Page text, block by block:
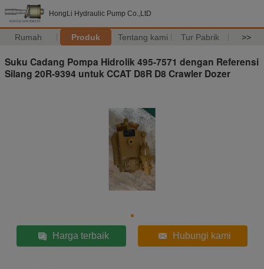
HongLi Hydraulic Pump Co.,LtD
Rumah Produk Tentang kami Tur Pabrik >>
Suku Cadang Pompa Hidrolik 495-7571 dengan Referensi
Silang 20R-9394 untuk CCAT D8R D8 Crawler Dozer
Harga terbaik Hubungi kami